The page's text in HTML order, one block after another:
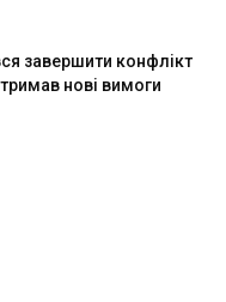
завершити конфлікт
нові вимоги